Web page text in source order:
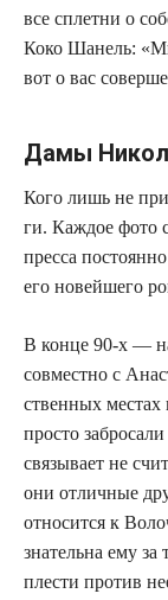
все сплет­ни о
Коко Шанель:
вот о вас
Дамы
Кого лишь не
ги. Каж­дое фото
прес­са
его новей­ше­го
В кон­це 90‑х —
сов­мест­но с
ствен­ных местах
про­сто
свя­зы­ва­ет не
они отлич­ные
отно­сит­ся к
зна­тель­на ему за
пле­сти про­тив